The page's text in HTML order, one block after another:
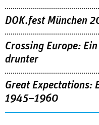
DOK.fest München
Crossing Europe:
drunter
Great Expectations:
1945–1960